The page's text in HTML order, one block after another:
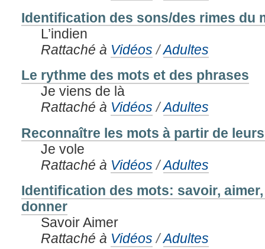
Identification des sons/des rimes du
L’indien
Rattaché à Vidéos /Adultes
Le rythme des mots et des phrases
Je viens de là
Rattaché à Vidéos /Adultes
Reconnaître les mots à partir de
Je vole
Rattaché à Vidéos /Adultes
Identification des mots: savoir,
donner
Savoir Aimer
Rattaché à Vidéos /Adultes